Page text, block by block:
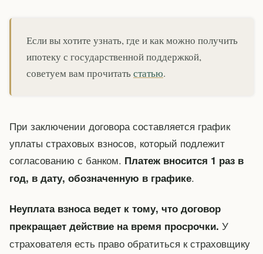
Если вы хотите узнать, где и как можно получить
ипотеку с государственной поддержкой,
советуем вам прочитатьстатью.
При заключении договора составляется график
уплаты страховых взносов, который подлежит
согласованию с банком. Платеж вносится 1 раз в
год, в дату, обозначенную в графике.
Неуплата взноса ведет к тому, что договор
прекращает действие на время просрочки. У
страхователя есть право обратиться к страховщику